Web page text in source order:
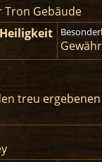
Tron Gebäude
treu